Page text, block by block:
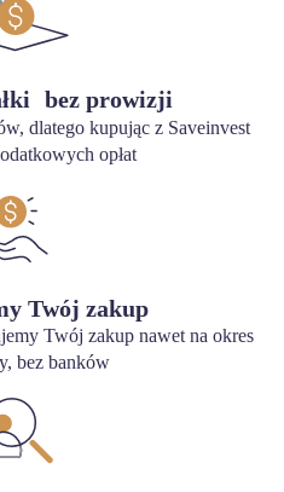
bez prowizji
dlatego kupując z Saveinvest
opłat
Twój zakup
Twój zakup nawet na okres
bez banków